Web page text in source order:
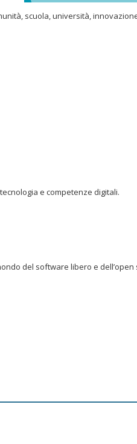
scuola, università,
e competenze digitali.
del software libero e dell’open